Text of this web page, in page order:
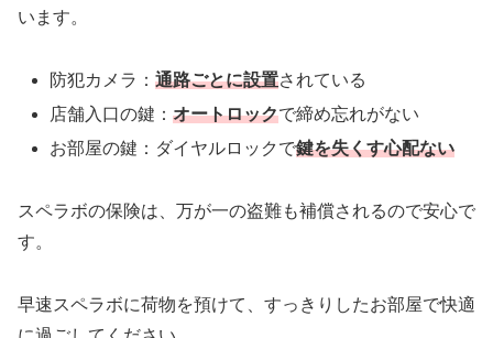
います。
防犯カメラ：通路ごとに設置されている
店舗入口の鍵：オートロックで締め忘れがない
お部屋の鍵：ダイヤルロックで鍵を失くす心配ない
スペラボの保険は、万が一の盗難も補償されるので安心で
す。
早速スペラボに荷物を預けて、すっきりしたお部屋で快適